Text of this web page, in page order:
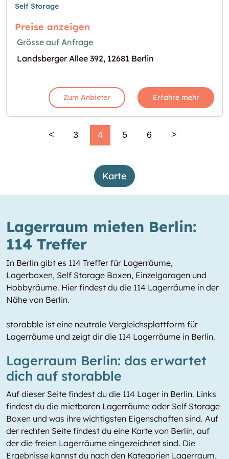
Self Storage
Preise anzeigen
Grösse auf Anfrage
Landsberger Allee 392, 12681 Berlin
Zum Anbieter Erfahre mehr
< 3 4 5 6 >
Karte
Lagerraum mieten Berlin:
114 Treffer
In Berlin gibt es 114 Treffer für Lagerräume,
Lagerboxen, Self Storage Boxen, Einzelgaragen und
Hobbyräume. Hier findest du die 114 Lagerräume in der
Nähe von Berlin.
storabble ist eine neutrale Vergleichsplattform für
Lagerräume und zeigt dir die 114 Lagerräume in Berlin.
Lagerraum Berlin: das erwartet
dich auf storabble
Auf dieser Seite findest du die 114 Lager in Berlin. Links
findest du die mietbaren Lagerräume oder Self Storage
Boxen und was ihre wichtigsten Eigenschaften sind. Auf
der rechten Seite findest du eine Karte von Berlin, auf
der die freien Lagerräume eingezeichnet sind. Die
Ergebnisse kannst du nach den Kategorien Lagerraum,